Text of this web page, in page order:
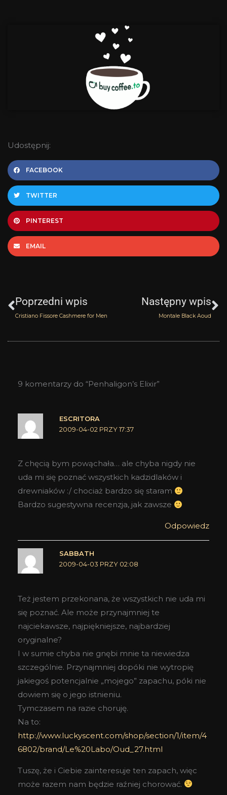
Udostępnij:
FACEBOOK
TWITTER
PINTEREST
EMAIL
Poprzedni wpis
Cristiano Fissore Cashmere for Men
Następny wpis
Montale Black Aoud
9 komentarzy do “Penhaligon’s Elixir”
ESCRITORA
2009-04-02 PRZY 17:37
Z chęcią bym powąchała… ale chyba nigdy nie
uda mi się poznać wszystkich kadzidlaków i
drewniaków :/ chociaż bardzo się staram
Bardzo sugestywna recenzja, jak zawsze
Odpowiedz
SABBATH
2009-04-03 PRZY 02:08
Też jestem przekonana, że wszystkich nie uda mi
się poznać. Ale może przynajmniej te
najciekawsze, najpiękniejsze, najbardziej
oryginalne?
I w sumie chyba nie gnębi mnie ta niewiedza
szczególnie. Przynajmniej dopóki nie wytropię
jakiegoś potencjalnie „mojego” zapachu, póki nie
dowiem się o jego istnieniu.
Tymczasem na razie choruję.
Na to:
http://www.luckyscent.com/shop/section/1/item/4
6802/brand/Le%20Labo/Oud_27.html
Tuszę, że i Ciebie zainteresuje ten zapach, więc
może razem nam będzie raźniej chorować.